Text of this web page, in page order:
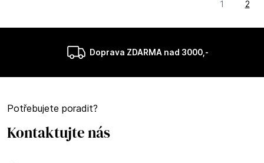
1 2
Doprava ZDARMA nad 3000,-
Potřebujete poradit?
Kontaktujte nás